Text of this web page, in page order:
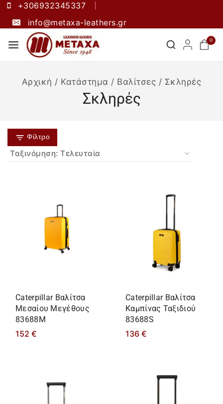
+306932345337
info@metaxa-leathers.gr
0
Αρχική / Κατάστημα / Βαλίτσες / Σκληρές
Σκληρές
Φίλτρο
Caterpillar Βαλίτσα
Μεσαίου Μεγέθους
83688M
152 €
Caterpillar Βαλίτσα
Καμπίνας Ταξιδιού
83688S
136 €